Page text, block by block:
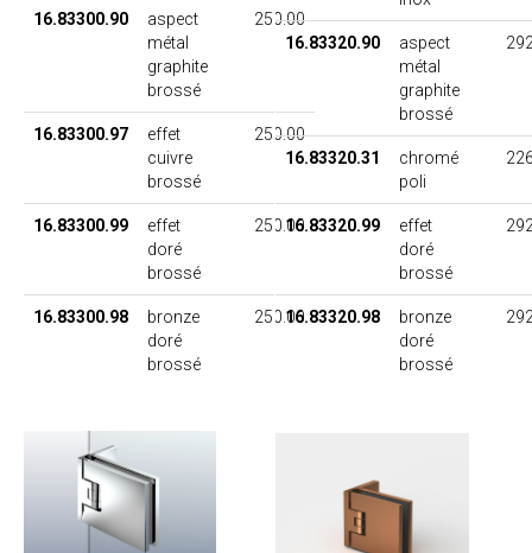
16.83300.90
aspect
métal
graphite
brossé
250.00
16.83300.97
effet
cuivre
brossé
250.00
16.83300.99
effet
doré
brossé
250.00
16.83300.98
bronze
doré
brossé
250.00
16.83320.90
aspect
métal
graphite
brossé
16.83320.31
chromé
poli
16.83320.99
effet
doré
brossé
16.83320.98
bronze
doré
brossé